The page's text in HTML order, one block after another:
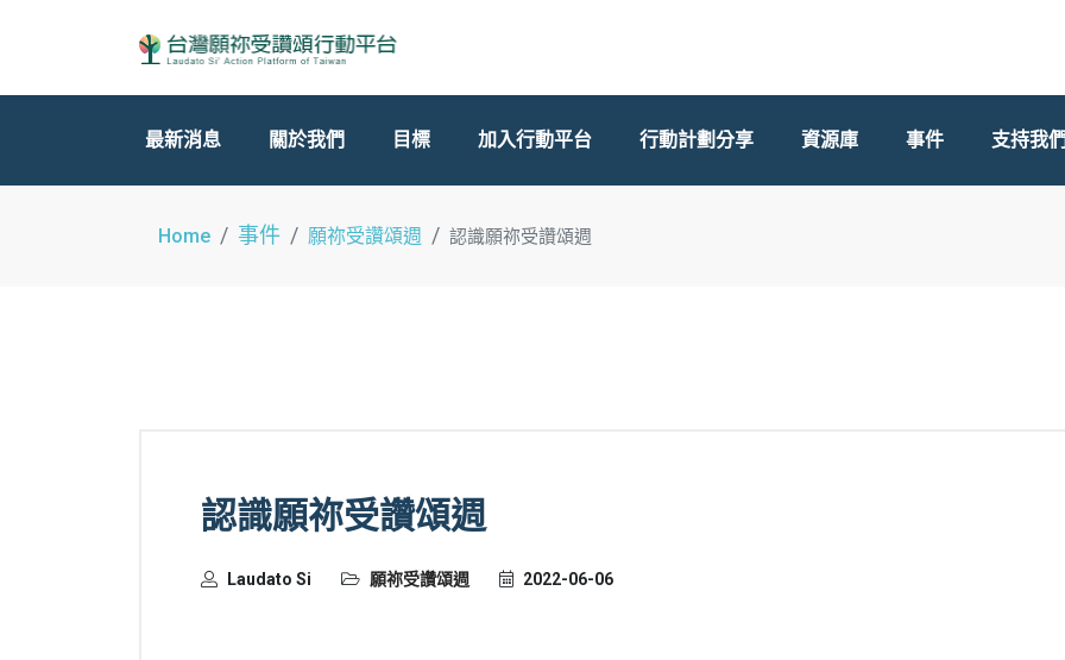
最新消息 關於我們 目標 加入行動平台 行動計劃分享 資源庫 事件 支持我
Home 事件 願祢受讚頌週 認識願祢受讚頌週
認識願祢受讚頌週
Laudato Si 願祢受讚頌週 2022-06-06